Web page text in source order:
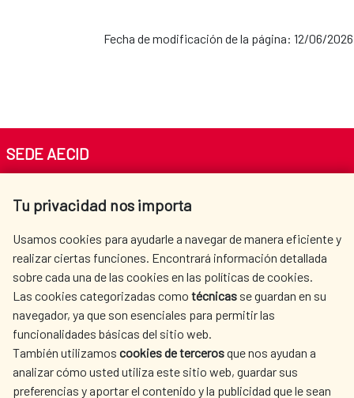
Fecha de modificación de la página: 12/06/2026
Tu privacidad nos importa
Usamos cookies para ayudarle a navegar de manera eficiente y
realizar ciertas funciones. Encontrará información detallada
sobre cada una de las cookies en las políticas de cookies.
Las cookies categorizadas como técnicas se guardan en su
navegador, ya que son esenciales para permitir las
funcionalidades básicas del sitio web.
También utilizamos cookies de tercerosque nos ayudan a
analizar cómo usted utiliza este sitio web, guardar sus
preferencias y aportar el contenido y la publicidad que le sean
SEDE AECID
Tel. +34 900 20 30 54​​​​​​​
AECID
OÙ NOUS COOPÉRONS
L'ACTION HUMANITAIRE
ESPAGNOLE
SALLE DE PRESSE
CULTURE ET SCIENCE BIBLIOTHÈQUE